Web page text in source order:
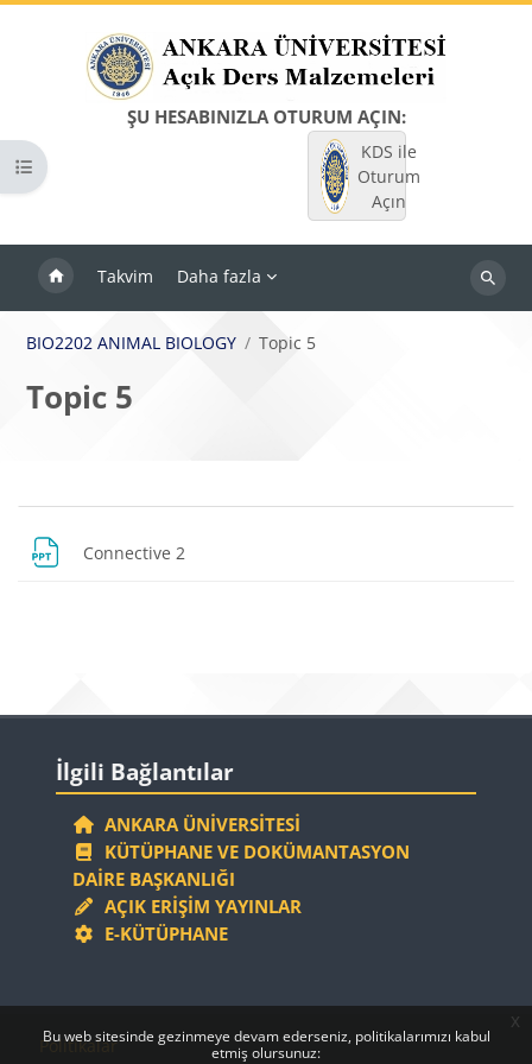
Bu web sitesinde gezinmeye devam ederseniz, politikalarımızı kabul
etmiş olursunuz:
x
ŞU HESABINIZLA OTURUM AÇIN:
KDS ile
Oturum
Açın
Takvim Daha fazla
Dersleri
Kurs dizinini aç
BIO2202 ANIMAL BIOLOGY Topic 5
Topic 5
Bloklar
Bölüm anahatları
Connective 2
Bloklar
İlgili Bağlantılar
ANKARA ÜNIVERSITESI
KÜTÜPHANE VE DOKÜMANTASYON
DAIRE BAŞKANLIĞI
AÇIK ERIŞIM YAYINLAR
E-KÜTÜPHANE
Bloklar
Bloklar
Politikalar